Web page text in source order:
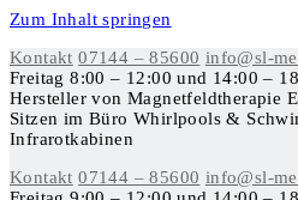
Zum Inhalt springen
Kontakt 07144 – 85600 info@sl-
Freitag8:00 – 12:00 und 14:00 –
Hersteller von Magnetfeldtherapie
Sitzen im BüroWhirlpools &
Infrarotkabinen
Kontakt 07144 – 85600 info@sl-